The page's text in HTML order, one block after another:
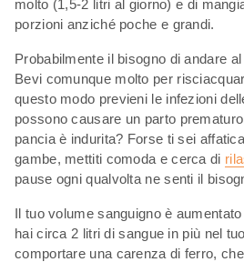
molto (1,5-2 litri al giorno) e di
porzioni anziché poche e grandi.
Probabilmente il bisogno di andare
Bevi comunque molto per
questo modo previeni le infezioni
possono causare un parto
pancia è indurita? Forse ti sei
gambe, mettiti comoda e cerca di
pause ogni qualvolta ne senti il
Il tuo volume sanguigno è
hai circa 2 litri di sangue in più nel
comportare una carenza di ferro,